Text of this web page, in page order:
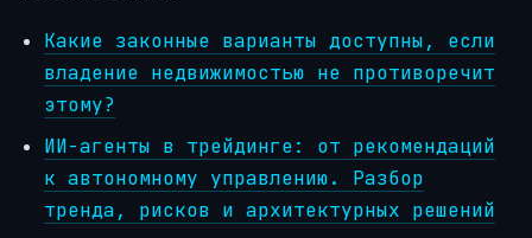
Какие законные варианты доступны, если
владение недвижимостью не противоречит
этому?
ИИ-агенты в трейдинге: от рекомендаций
к автономному управлению. Разбор
тренда, рисков и архитектурных решений